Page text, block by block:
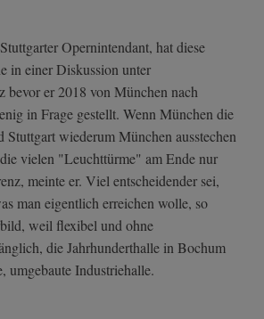
Opernintendant, hat diese
in einer Diskussion unter
bevor er 2018 von München nach
in Frage gestellt. Wenn München die
wiederum München ausstechen
vielen "Leuchttürme" am Ende nur
meinte er. Viel entscheidender sei,
man eigentlich erreichen wolle, so
weil flexibel und ohne
die Jahrhunderthalle in Bochum
umgebaute Industriehalle.